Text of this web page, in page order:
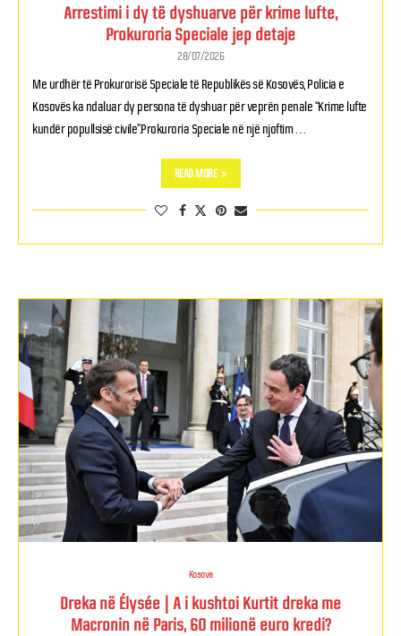
Arrestimi i dy të dyshuarve për krime lufte,
Prokuroria Speciale jep detaje
28/07/2026
Me urdhër të Prokurorisë Speciale të Republikës së Kosovës, Policia e
Kosovës ka ndaluar dy persona të dyshuar për veprën penale “Krime lufte
kundër popullsisë civile”.Prokuroria Speciale në një njoftim …
READ MORE
Kosova
Dreka në Élysée | A i kushtoi Kurtit dreka me
Macronin në Paris, 60 milionë euro kredi?